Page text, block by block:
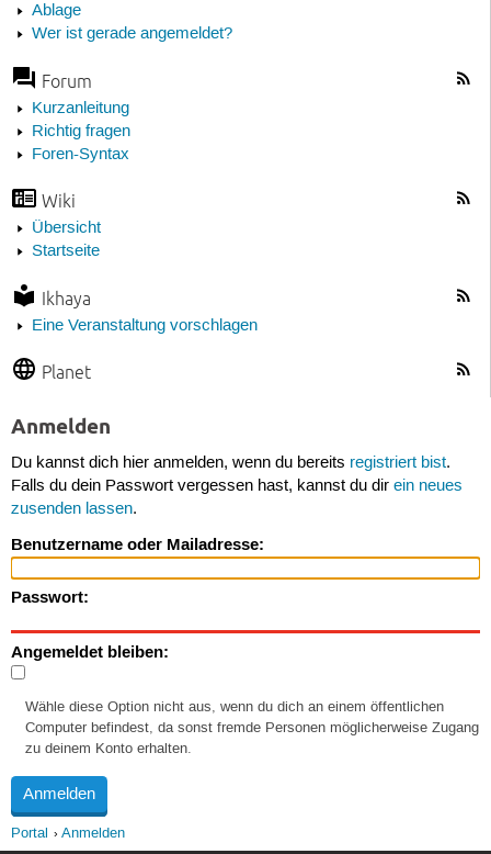
Ablage
Wer ist gerade angemeldet?
Forum
Kurzanleitung
Richtig fragen
Foren-Syntax
Wiki
Übersicht
Startseite
Ikhaya
Eine Veranstaltung vorschlagen
Planet
Anmelden
Du kannst dich hier anmelden, wenn du bereits registriert bist.
Falls du dein Passwort vergessen hast, kannst du dir ein neues
zusenden lassen.
Benutzername oder Mailadresse:
Passwort:
Angemeldet bleiben:
Wähle diese Option nicht aus, wenn du dich an einem öffentlichen
Computer befindest, da sonst fremde Personen möglicherweise Zugang
zu deinem Konto erhalten.
Portal Anmelden